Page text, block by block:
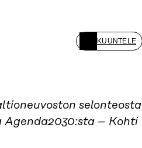
KUUNTELE
selonteosta
– Kohti